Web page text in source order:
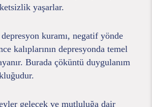
yaşarlar.
kuramı, negatif yönde
kalıplarının depresyonda temel
Burada çöküntü duygulanım
gelecek ve mutluluğa dair